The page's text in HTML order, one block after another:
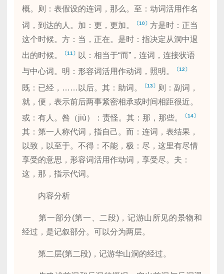
概。则：表假设的连词，那么。至：动词活用作名
词，到达的人。加：更，更加。
〔10〕 方是时：正当
这个时候。方：当，正在。是时：指决定从洞中退
出的时候。
〔11〕
以：相当于“而”，连词，连接状语
与中心词。明：形容词活用作动词，照明。
〔12〕
既：已经，……以后。其：助词。 〔13〕
则：副词，
就，便，表示前后两事紧密相承或时间相距很近。
或：有人。咎（jiù）：责怪。其：那，那些。
〔14〕
其：第一人称代词，指自己。而：连词，表结果，
以致，以至于。不得：不能，极：尽，这里有尽情
享受的意思，形容词活用作动词，享受尽。夫：
这，那，指示代词。
内容分析
第一部分(第一、二段)，记游山所见的景物和
经过，是记叙部分。可以分为两层。
第二层(第二段)，记游华山洞的经过。